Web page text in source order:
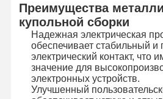
Переключатель мембраны
Переключатель панели
Графические перекрытия
Преимущества
купольной сборки
Надежная электрическая
обеспечивает стабильный и
электрический контакт,
значение для
электронных устройств.
Улучшенный